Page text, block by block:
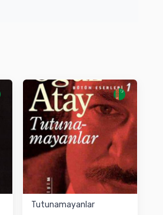
Tutunamayanlar